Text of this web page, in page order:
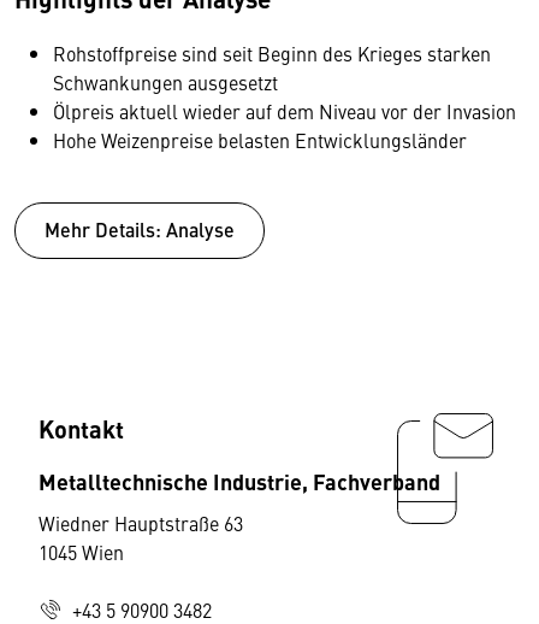
Rohstoffpreise sind seit Beginn des Krieges starken
Schwankungen ausgesetzt
Ölpreis aktuell wieder auf dem Niveau vor der Invasion
Hohe Weizenpreise belasten Entwicklungsländer
Mehr Details: Analyse
Kontakt
Metalltechnische Industrie, Fachverband
Wiedner Hauptstraße 63
1045 Wien
+43 5 90900 3482